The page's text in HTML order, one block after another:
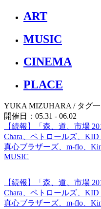
ART
MUSIC
CINEMA
PLACE
YUKA MIZUHARA / タグ
開催日：05.31 - 06.02
【続報】「森、道、市場
Chara、ペトロールズ、KID
真心ブラザーズ、m-flo、
MUSIC
【続報】「森、道、市場
Chara、ペトロールズ、KID
真心ブラザーズ、m-flo、